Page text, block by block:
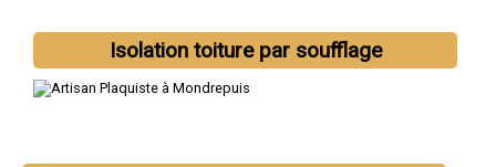
Isolation toiture par soufflage